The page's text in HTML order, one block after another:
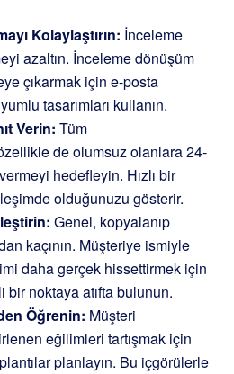
Kolaylaştırın: İnceleme
azaltın. İnceleme dönüşüm
çıkarmak için e-posta
tasarımları kullanın.
Verin: Tüm
de olumsuz olanlara 24-
hedefleyin. Hızlı bir
olduğunuzu gösterir.
Genel, kopyalanıp
kaçının. Müşteriye ismiyle
daha gerçek hissettirmek için
bir noktaya atıfta bulunun.
Öğrenin: Müşteri
eğilimleri tartışmak için
planlayın. Bu içgörülerle